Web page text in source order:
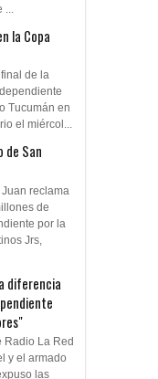
la Copa
de la
Tucumán en
el miércol...
de San
reclama
de
por la
Jrs,
diferencia
Radio La Red
y el armado
las